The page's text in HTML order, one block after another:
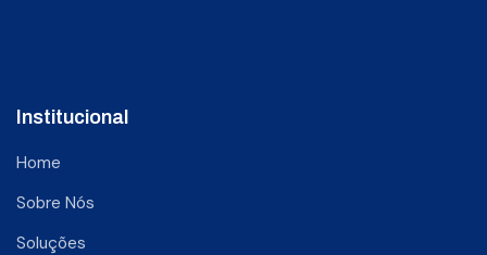
Institucional
Home
Sobre Nós
Soluções